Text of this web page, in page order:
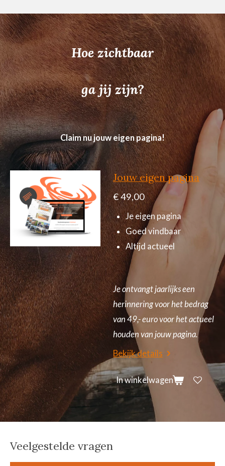
Hoe zichtbaar
ga jij zijn?
Claim nu jouw eigen pagina!
Jouw eigen pagina
€ 49,00
Je eigen pagina
Goed vindbaar
Altijd actueel
Je ontvangt jaarlijks een
herinnering voor het bedrag
van 49,- euro voor het actueel
houden van jouw pagina.
Bekijk details
In winkelwagen
Veelgestelde vragen